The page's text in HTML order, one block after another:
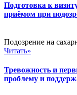
Подготовка к
приёмом при
Подозрение на
Читать»
Тревожность и
проблему и